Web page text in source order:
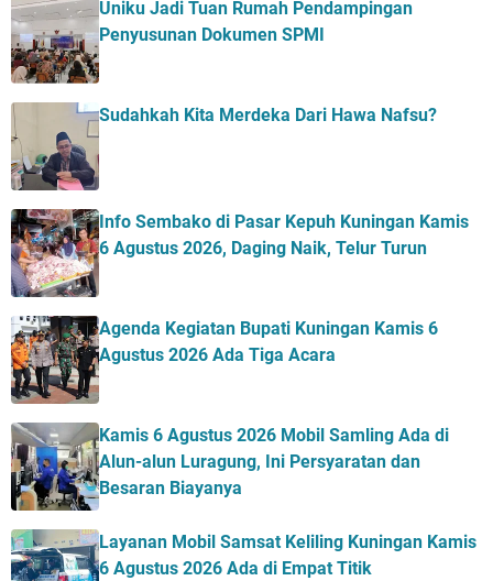
Uniku Jadi Tuan Rumah Pendampingan
Penyusunan Dokumen SPMI
Sudahkah Kita Merdeka Dari Hawa Nafsu?
Info Sembako di Pasar Kepuh Kuningan Kamis
6 Agustus 2026, Daging Naik, Telur Turun
Agenda Kegiatan Bupati Kuningan Kamis 6
Agustus 2026 Ada Tiga Acara
Kamis 6 Agustus 2026 Mobil Samling Ada di
Alun-alun Luragung, Ini Persyaratan dan
Besaran Biayanya
Layanan Mobil Samsat Keliling Kuningan Kamis
6 Agustus 2026 Ada di Empat Titik